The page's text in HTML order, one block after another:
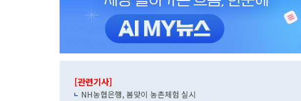
[관련기사]
NH농협은행, 봄맞이 농촌체험 실시